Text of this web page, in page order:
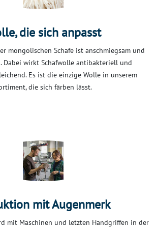
die sich anpasst
mongolischen Schafe ist anschmiegsam und
Dabei wirkt Schafwolle antibakteriell und
Es ist die einzige Wolle in unserem
die sich färben lässt.
mit Augenmerk
mit Maschinen und letzten Handgriffen in der